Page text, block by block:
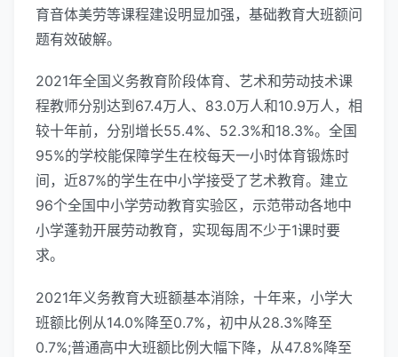
育音体美劳等课程建设明显加强，基础教育大班额问
题有效破解。
2021年全国义务教育阶段体育、艺术和劳动技术课
程教师分别达到67.4万人、83.0万人和10.9万人，相
较十年前，分别增长55.4%、52.3%和18.3%。全国
95%的学校能保障学生在校每天一小时体育锻炼时
间，近87%的学生在中小学接受了艺术教育。建立
96个全国中小学劳动教育实验区，示范带动各地中
小学蓬勃开展劳动教育，实现每周不少于1课时要
求。
2021年义务教育大班额基本消除，十年来，小学大
班额比例从14.0%降至0.7%，初中从28.3%降至
0.7%;普通高中大班额比例大幅下降，从47.8%降至